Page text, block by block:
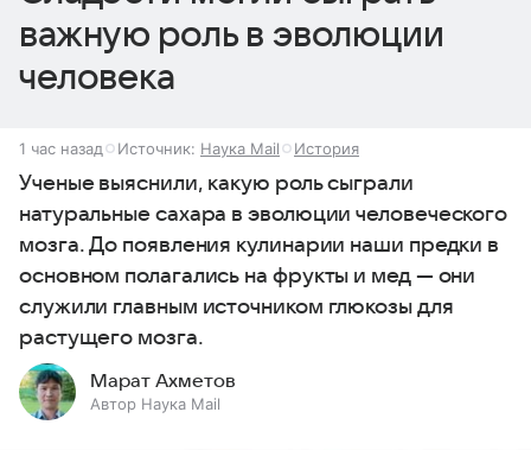
важную роль в эволюции
человека
1 час назад Источник: Наука Mail История
Ученые выяснили, какую роль сыграли
натуральные сахара в эволюции человеческого
мозга. До появления кулинарии наши предки в
основном полагались на фрукты и мед — они
служили главным источником глюкозы для
растущего мозга.
Марат Ахметов
Автор Наука Mail